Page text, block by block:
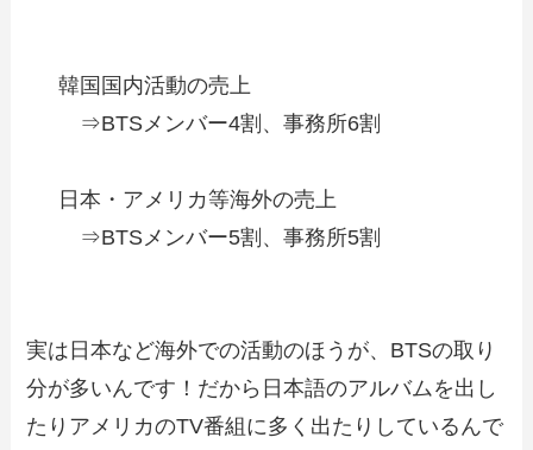
韓国国内活動の売上
⇒BTSメンバー4割、事務所6割
日本・アメリカ等海外の売上
⇒BTSメンバー5割、事務所5割
実は日本など海外での活動のほうが、BTSの取り
分が多いんです！だから日本語のアルバムを出し
たりアメリカのTV番組に多く出たりしているんで